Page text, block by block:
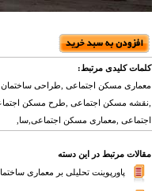
کلمات کلیدی مرتبط:
معماری مسکن اجتماعی ,طراحی
,نقشه مسکن اجتماعی ,طرح مسکن
اجتماعی ,معماری مسکن اجتماعی,سا,
مقالات مرتبط در این دسته
پاورپوینت تحلیلی بر معماری ساختمان کاونسیل